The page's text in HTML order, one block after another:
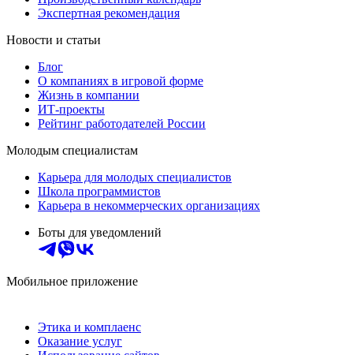
Экспертная рекомендация
Новости и статьи
Блог
О компаниях в игровой форме
Жизнь в компании
ИТ-проекты
Рейтинг работодателей России
Молодым специалистам
Карьера для молодых специалистов
Школа программистов
Карьера в некоммерческих организациях
Боты для уведомлений
Мобильное приложение
Этика и комплаенс
Оказание услуг